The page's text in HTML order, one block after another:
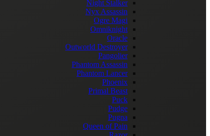
Night Stalker
Nyx Assassin
Ogre Magi
Omniknight
Oracle
Outworld Destroyer
Pangolier
Phantom Assassin
Phantom Lancer
Phoenix
Primal Beast
Puck
Pudge
Pugna
Queen of Pain